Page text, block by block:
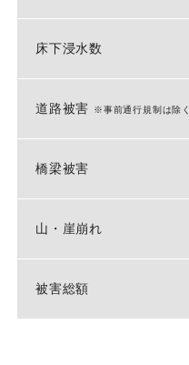
床下浸水数
道路被害 ※事前通行規制は除く
橋梁被害
山・崖崩れ
被害総額